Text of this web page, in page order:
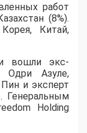
работ
(8%).
Китай,
вошли экс-
Одри Азуле,
и эксперт
Генеральным
Holding